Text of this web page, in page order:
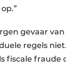
gevaar
regels
fiscale fraude